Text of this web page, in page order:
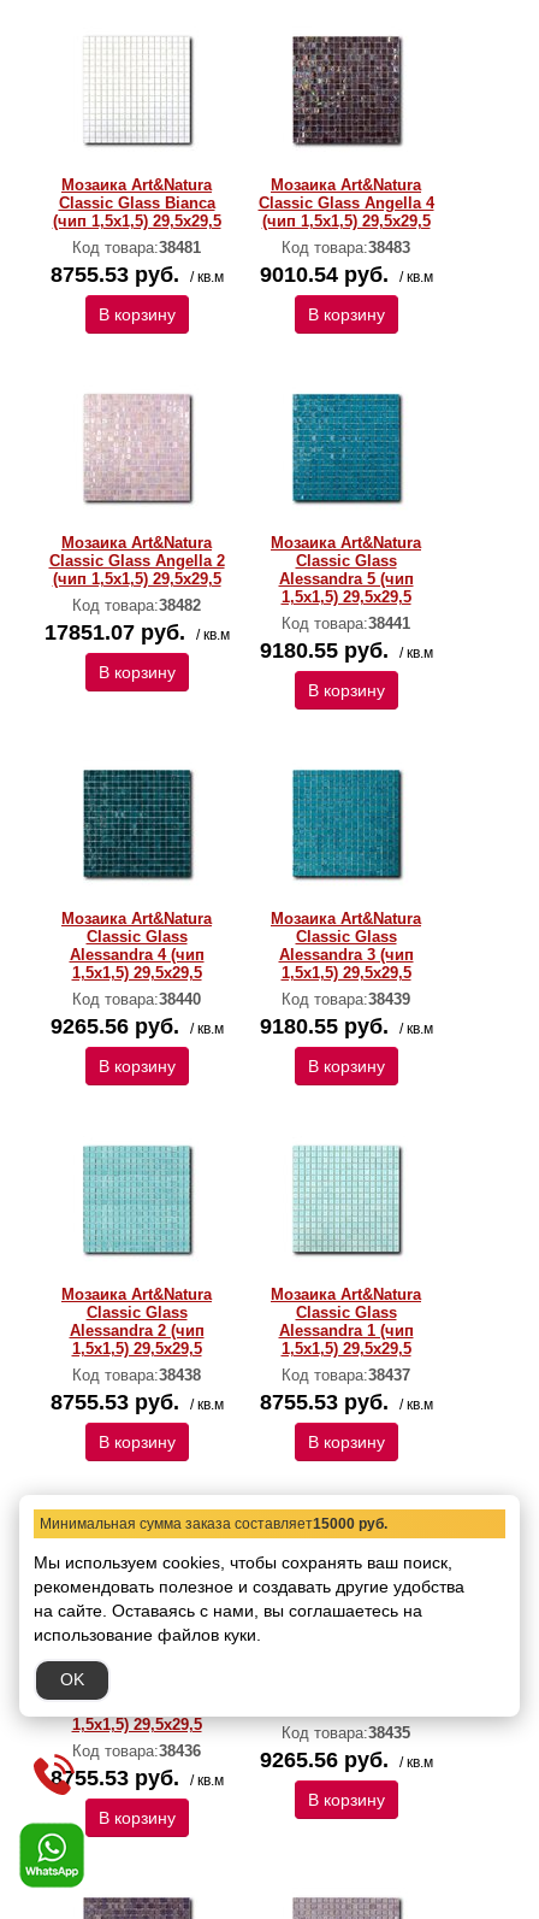
Мозаика Art&Natura
Classic Glass Bianca
(чип 1,5х1,5) 29,5x29,5
Код товара:38481
8755.53 руб. / кв.м
В корзину
Мозаика Art&Natura
Classic Glass Angella 4
(чип 1,5х1,5) 29,5x29,5
Код товара:38483
9010.54 руб. / кв.м
В корзину
Мозаика Art&Natura
Classic Glass Angella 2
(чип 1,5х1,5) 29,5x29,5
Код товара:38482
17851.07 руб. / кв.м
В корзину
Мозаика Art&Natura
Classic Glass
Alessandra 5 (чип
1,5х1,5) 29,5x29,5
Код товара:38441
9180.55 руб. / кв.м
В корзину
Мозаика Art&Natura
Classic Glass
Alessandra 4 (чип
1,5х1,5) 29,5x29,5
Код товара:38440
9265.56 руб. / кв.м
В корзину
Мозаика Art&Natura
Classic Glass
Alessandra 3 (чип
1,5х1,5) 29,5x29,5
Код товара:38439
9180.55 руб. / кв.м
В корзину
Мозаика Art&Natura
Classic Glass
Alessandra 2 (чип
1,5х1,5) 29,5x29,5
Код товара:38438
8755.53 руб. / кв.м
В корзину
Мозаика Art&Natura
Classic Glass
Alessandra 1 (чип
1,5х1,5) 29,5x29,5
Код товара:38437
8755.53 руб. / кв.м
В корзину
Мозаика Art&Natura
Classic Glass
1,5х1,5) 29,5x29,5
Код товара:38436
8755.53 руб. / кв.м
В корзину
Код товара:38435
9265.56 руб. / кв.м
В корзину
Минимальная сумма заказа составляет15000 руб.
Мы используем cookies, чтобы сохранять ваш поиск,
рекомендовать полезное и создавать другие удобства
на сайте. Оставаясь с нами, вы соглашаетесь на
использование файлов куки.
OK